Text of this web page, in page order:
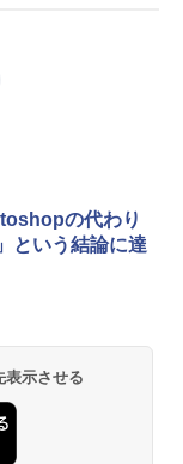
の代わり
という結論に達
表示させる